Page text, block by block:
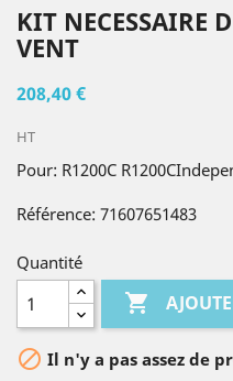
KIT NECESSAIRE
VENT
208,40 €
HT
Pour: R1200C
Référence: 71607651483
Quantité

 Il n'y a pas assez de